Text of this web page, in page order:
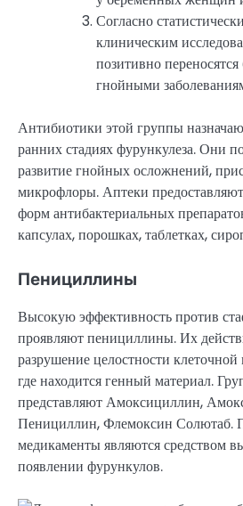
Согласно
клиническим
позитивно
гнойными
Антибиотики этой группы
ранних стадиях фурункулеза. Они
развитие гнойных осложнений,
микрофлоры. Аптеки
форм антибактериальных
капсулах, порошках, таблетках,
Пенициллины
Высокую эффективность против
проявляют пенициллины. Их
разрушение целостности
где находится генный материал.
представляют Амоксициллин,
Пенициллин, Флемоксин Солютаб.
медикаменты являются средством
появлении фурункулов.